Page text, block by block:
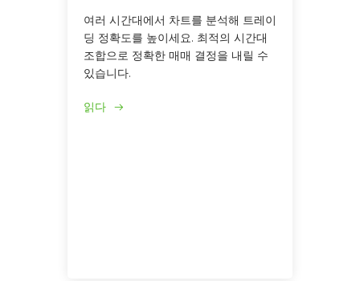
여러 시간대에서 차트를 분석해 트레이
딩 정확도를 높이세요. 최적의 시간대
조합으로 정확한 매매 결정을 내릴 수
있습니다.
읽다